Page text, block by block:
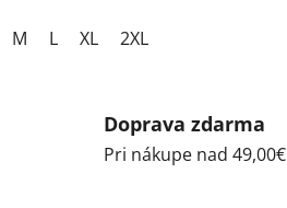
M L XL 2XL
Doprava zdarma
Pri nákupe nad 49,00€